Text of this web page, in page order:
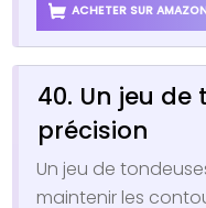
ACHETER SUR
40. Un jeu de
précision
Un jeu de
maintenir les